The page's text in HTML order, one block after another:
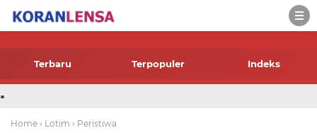
-->
Terbaru Terpopuler Indeks
.
Home › Lotim › Peristiwa